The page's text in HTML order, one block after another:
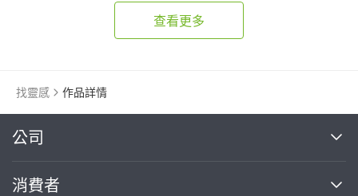
查看更多
找靈感 作品詳情
公司
關於我們
消費者
繼續完成